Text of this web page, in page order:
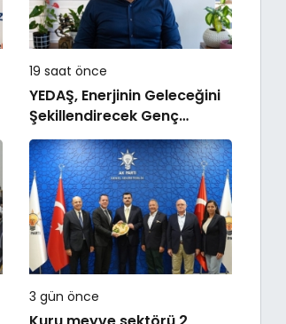
19 saat önce
YEDAŞ, Enerjinin Geleceğini
Şekillendirecek Genç
Yetenekleri Arıyor
3 gün önce